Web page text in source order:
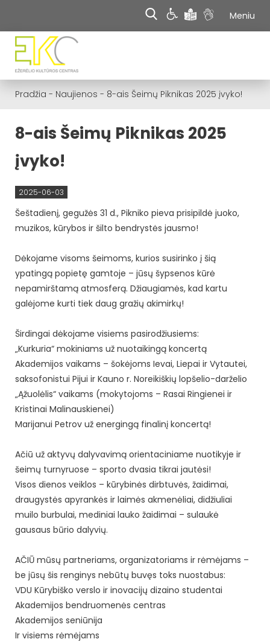
Meniu
Pradžia - Naujienos - 8-ais Šeimų Piknikas 2025 įvyko!
8-ais Šeimų Piknikas 2025
įvyko!
2025-06-03
Šeštadienį, gegužės 31 d., Pikniko pieva prisipildė juoko,
muzikos, kūrybos ir šilto bendrystės jausmo!
Dėkojame visoms šeimoms, kurios susirinko į šią
ypatingą popietę gamtoje – jūsų šypsenos kūrė
nepamirštamą atmosferą. Džiaugiamės, kad kartu
galėjome kurti tiek daug gražių akimirkų!
Širdingai dėkojame visiems pasirodžiusiems:
„Kurkuria“ mokiniams už nuotaikingą koncertą
Akademijos vaikams – šokėjoms Ievai, Liepai ir Vytautei,
saksofonistui Pijui ir Kauno r. Noreikiškių lopšelio-darželio
„Ąžuolėlis“ vaikams (mokytojoms – Rasai Ringienei ir
Kristinai Malinauskienei)
Marijanui Petrov už energingą finalinį koncertą!
Ačiū už aktyvų dalyvavimą orientaciniame nuotikyje ir
šeimų turnyruose – sporto dvasia tikrai jautėsi!
Visos dienos veiklos – kūrybinės dirbtuvės, žaidimai,
draugystės apyrankės ir laimės akmenėliai, didžiuliai
muilo burbulai, mediniai lauko žaidimai – sulaukė
gausaus būrio dalyvių.
AČIŪ mūsų partneriams, organizatoriams ir rėmėjams –
be jūsų šis renginys nebūtų buvęs toks nuostabus:
VDU Kūrybiško verslo ir inovacijų dizaino studentai
Akademijos bendruomenės centras
Akademijos seniūnija
Ir visiems rėmėjams